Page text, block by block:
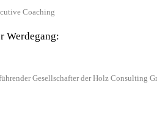
Coaching
Werdegang:
Gesellschafter der Holz Consulting